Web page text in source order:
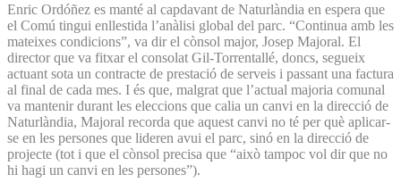
Enric Ordóñez es manté al capdavant de Naturlàndia en espera que
el Comú tingui enllestida l’anàlisi global del parc. “Continua amb les
mateixes condicions”, va dir el cònsol major, Josep Majoral. El
director que va fitxar el consolat Gil-Torrentallé, doncs, segueix
actuant sota un contracte de prestació de serveis i passant una factura
al final de cada mes. I és que, malgrat que l’actual majoria comunal
va mantenir durant les eleccions que calia un canvi en la direcció de
Naturlàndia, Majoral recorda que aquest canvi no té per què aplicar-
se en les persones que lideren avui el parc, sinó en la direcció de
projecte (tot i que el cònsol precisa que “això tampoc vol dir que no
hi hagi un canvi en les persones”).